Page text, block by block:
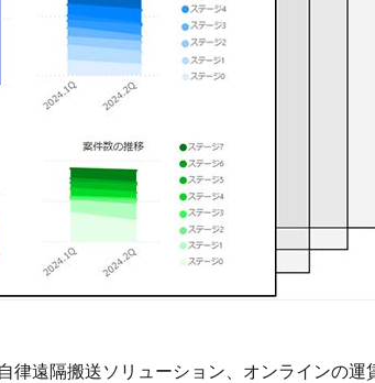
律遠隔搬送ソリューション、オンラインの運